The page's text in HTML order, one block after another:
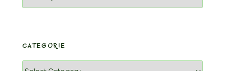
CATEGORIE
Categorie